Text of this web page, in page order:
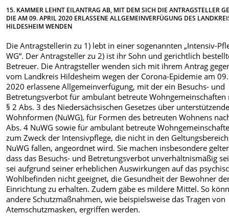
15. KAMMER LEHNT EILANTRAG AB, MIT DEM SICH DIE ANTRAGSTELLER
DIE AM 09. APRIL 2020 ERLASSENE ALLGEMEINVERFÜGUNG DES
HILDESHEIM WENDEN
Die Antragstellerin zu 1) lebt in einer sogenannten „Intensiv-
WG“. Der Antragsteller zu 2) ist ihr Sohn und gerichtlich
Betreuer. Die Antragsteller wenden sich mit ihrem Antrag
vom Landkreis Hildesheim wegen der Corona-Epidemie am
2020 erlassene Allgemeinverfügung, mit der ein Besuchs- und
Betretungsverbot für ambulant betreute Wohngemeinschaften
§ 2 Abs. 3 des Niedersächsischen Gesetzes über
Wohnformen (NuWG), für Formen des betreuten Wohnens
Abs. 4 NuWG sowie für ambulant betreute
zum Zweck der Intensivpflege, die nicht in den
NuWG fallen, angeordnet wird. Sie machen insbesondere
dass das Besuchs- und Betretungsverbot unverhältnismäßig
sei aufgrund seiner erheblichen Auswirkungen auf das
Wohlbefinden nicht geeignet, die Gesundheit der Bewohner
Einrichtung zu erhalten. Zudem gäbe es mildere Mittel. So
andere Schutzmaßnahmen, wie beispielsweise das Tragen von
Atemschutzmasken, ergriffen werden.